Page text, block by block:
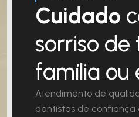
Cuidado
sorriso de
família ou
Atendimento de
dentistas de confiança